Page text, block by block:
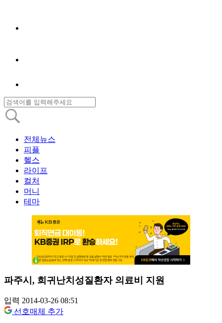
전체뉴스
피플
헬스
라이프
컬처
머니
테마
파주시, 희귀난치성질환자 의료비 지원
입력 2014-03-26 08:51
선호매체 추가